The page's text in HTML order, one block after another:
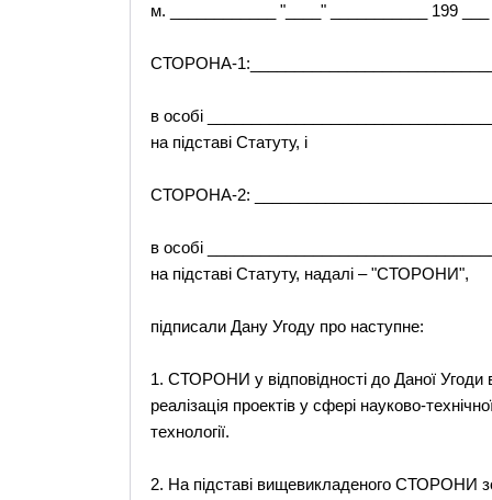
м. ____________ "____" ___________ 199 ___
СТОРОНА-
в особі
на підставі Статуту, і
СТОРОНА-2:
в особі
на підставі Статуту, надалі – "СТОРОНИ",
підписали Дану Угоду про наступне:
1. СТОРОНИ у відповідності до Даної Угоди
реалізація проектів у сфері науково-
технології.
2. На підставі вищевикладеного СТОРОНИ